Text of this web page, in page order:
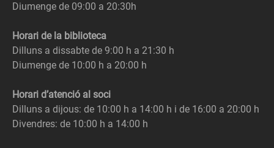
Diumenge de 09:00 a 20:30h
Horari de la biblioteca
Dilluns a dissabte de 9:00 h a 21:30 h
Diumenge de 10:00 h a 20:00 h
Horari d’atenció al soci
Dilluns a dijous: de 10:00 h a 14:00 h i de 16:00 a 20:00 h
Divendres: de 10:00 h a 14:00 h